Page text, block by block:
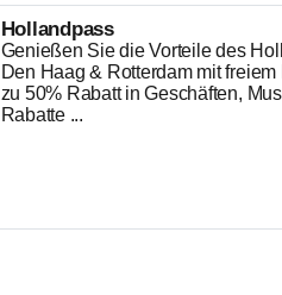
Hollandpass
Genießen Sie die Vorteile des
Den Haag & Rotterdam mit
zu 50% Rabatt in Geschäften,
Rabatte ...